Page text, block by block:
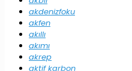
akdenizfoku
akfen
akıllı
akımı
akrep
aktif karbon